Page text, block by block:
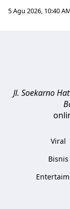
5 Agu 2026, 10:40
Jl. Soekarno
Viral
Bisnis